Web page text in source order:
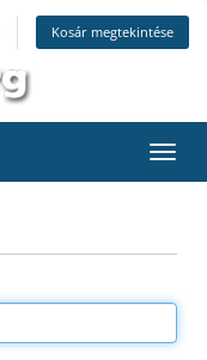
Kosár megtekintése
a